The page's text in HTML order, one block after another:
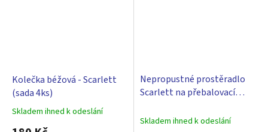
Kolečka béžová - Scarlett
(sada 4ks)
Průměrné
hodnocení
Skladem ihned k odeslání
Nepropustné prostěradlo
Scarlett na přebalovací
Skladem ihned k odeslání